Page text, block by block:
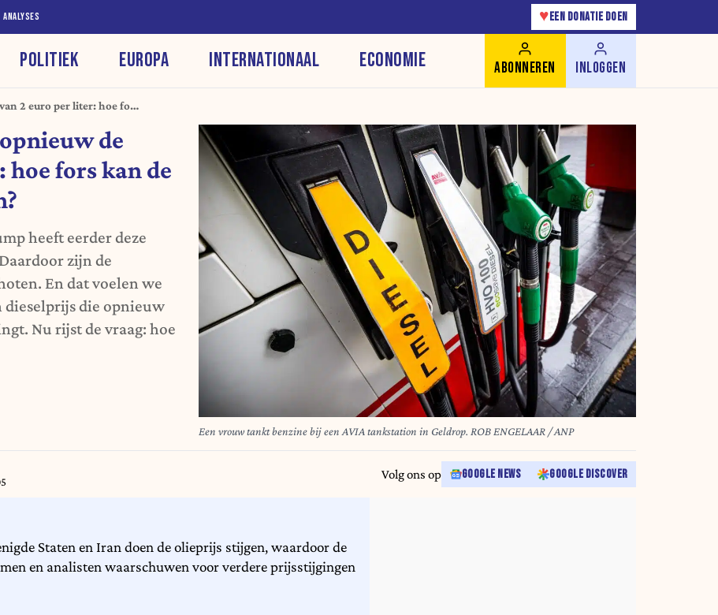
ANALYSES ♥ EEN DONATIE DOEN
POLITIEK EUROPA INTERNATIONAAL ECONOMIE ABONNEREN INLOGGEN
2 euro per liter: hoe fors
de
fors kan de
heeft eerder deze
zijn de
En dat voelen we
dieselprijs die opnieuw
Nu rijst de vraag: hoe
Een vrouw tankt benzine bij een AVIA tankstation in Geldrop. ROB ENGELAAR / ANP
Volg ons op GOOGLE NEWS GOOGLE DISCOVER
Staten en Iran doen de olieprijs stijgen, waardoor de
en analisten waarschuwen voor verdere prijsstijgingen